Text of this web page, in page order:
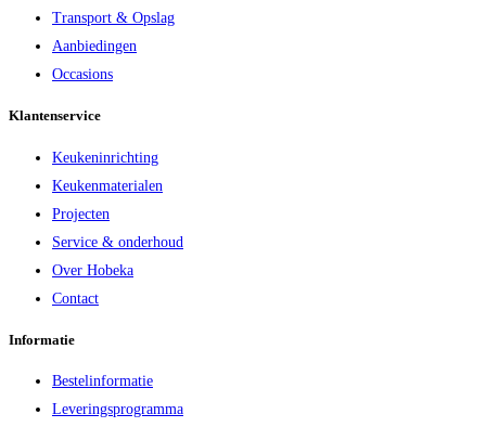
Transport & Opslag
Aanbiedingen
Occasions
Klantenservice
Keukeninrichting
Keukenmaterialen
Projecten
Service & onderhoud
Over Hobeka
Contact
Informatie
Bestelinformatie
Leveringsprogramma